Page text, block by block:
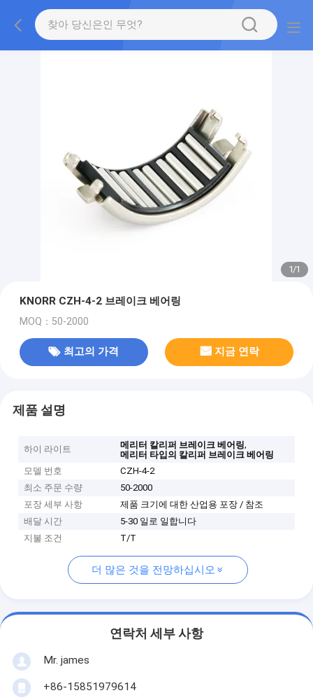
1/1
KNORR CZH-4-2 브레이크 베어링
MOQ：50-2000
최고의 가격 지금 연락
제품 설명
하이 라이트 메리터 칼리퍼 브레이크 베어링,
메리터 타입의 칼리퍼 브레이크 베어링
모델 번호
CZH-4-2
최소 주문 수량
50-2000
포장 세부 사항
제품 크기에 대한 산업용 포장 / 참조
배달 시간
5-30 일로 일합니다
지불 조건
T/T
더 많은 것을 전망하십시오
연락처 세부 사항
Mr. james
+86-15851979614